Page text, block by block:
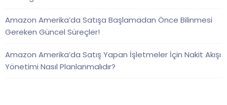
Amazon Amerika’da Satışa Başlamadan Önce Bilinmesi
Gereken Güncel Süreçler!
Amazon Amerika’da Satış Yapan İşletmeler İçin Nakit Akışı
Yönetimi Nasıl Planlanmalıdır?